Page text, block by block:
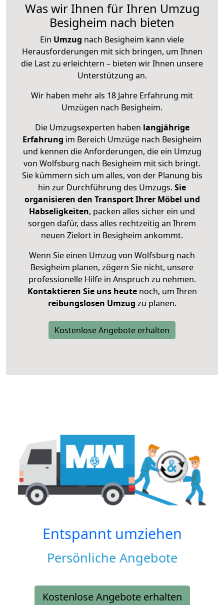
Was wir Ihnen für Ihren Umzug
Besigheim nach bieten
Ein Umzug nach Besigheim kann viele
Herausforderungen mit sich bringen, um Ihnen
die Last zu erleichtern – bieten wir Ihnen unsere
Unterstützung an.
Wir haben mehr als 18 Jahre Erfahrung mit
Umzügen nach Besigheim.
Die Umzugsexperten haben langjährige
Erfahrung im Bereich Umzüge nach Besigheim
und kennen die Anforderungen, die ein Umzug
von Wolfsburg nach Besigheim mit sich bringt.
Sie kümmern sich um alles, von der Planung bis
hin zur Durchführung des Umzugs. Sie
organisieren den Transport Ihrer Möbel und
Habseligkeiten, packen alles sicher ein und
sorgen dafür, dass alles rechtzeitig an Ihrem
neuen Zielort in Besigheim ankommt.
Wenn Sie einen Umzug von Wolfsburg nach
Besigheim planen, zögern Sie nicht, unsere
professionelle Hilfe in Anspruch zu nehmen.
Kontaktieren Sie uns heutenoch, um Ihren
reibungslosen Umzug zu planen.
Kostenlose Angebote erhalten
Entspannt umziehen
Persönliche Angebote
Kostenlose Angebote erhalten